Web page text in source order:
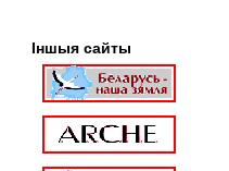
Іншыя сайты